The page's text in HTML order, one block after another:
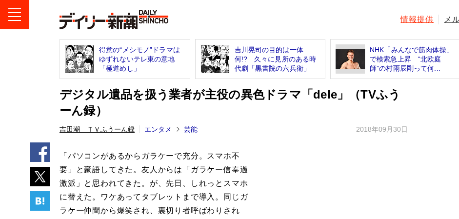
情報提供 メ
得意の“メシモノ”ドラマは
ゆずれないテレ東の意地
「極道めし」
吉川晃司の目的は一体
何!? 久々に見所のある時
代劇「黒書院の六兵衛」
NHK「みんなで筋肉体操」
で検索急上昇 “北欧庭
師”の村雨辰剛って何...
デジタル遺品を扱う業者が主役の異色ドラマ「dele」（TVふう
ーん録）
吉田潮 ＴＶふうーん録 エンタメ 芸能 2018年09月30日
「パソコンがあるからガラケーで充分。スマホ不
要」と豪語してきた。友人からは「ガラケー信奉過
激派」と思われてきた。が、先日、しれっとスマホ
に替えた。ワケあってタブレットまで導入。同じガ
ラケー仲間から爆笑され、裏切り者呼ばわりされ